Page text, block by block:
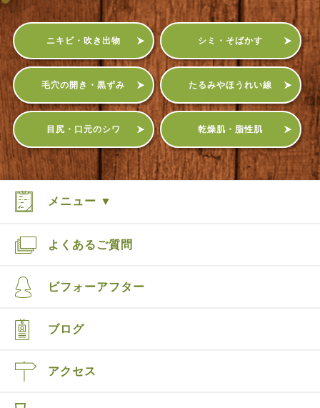
ニキビ・吹き出物 シミ・そばかす
毛穴の開き・黒ずみ たるみやほうれい線
目尻・口元のシワ 乾燥肌・脂性肌
メニュー ▼
よくあるご質問
ビフォーアフター
ブログ
アクセス